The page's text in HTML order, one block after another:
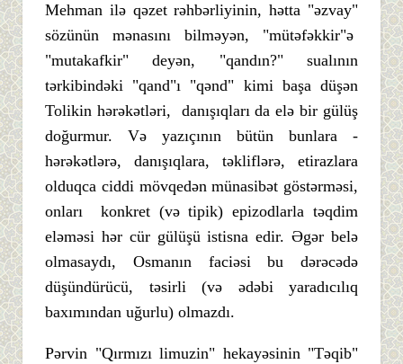
Mehman ilə qəzet rəhbərliyinin, hətta "əzvay"
sözünün mənasını bilməyən, "mütəfəkkir"ə
"mutakafkir" deyən, "qandın?" sualının
tərkibindəki "qand"ı "qənd" kimi başa düşən
Tolikin hərəkətləri, danışıqları da elə bir gülüş
doğurmur. Və yazıçının bütün bunlara -
hərəkətlərə, danışıqlara, təkliflərə, etirazlara
olduqca ciddi mövqedən münasibət göstərməsi,
onları konkret (və tipik) epizodlarla təqdim
eləməsi hər cür gülüşü istisna edir. Əgər belə
olmasaydı, Osmanın faciəsi bu dərəcədə
düşündürücü, təsirli (və ədəbi yaradıcılıq
baxımından uğurlu) olmazdı.
Pərvin "Qırmızı limuzin" hekayəsinin "Təqib"